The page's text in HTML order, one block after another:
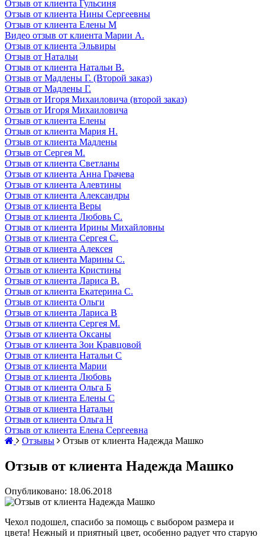
Отзыв от клиента Гульсиня
Отзыв от клиента Нины Сергеевны
Отзыв от клиента Елены М
Видео отзыв от клиента Марии А.
Отзыв от клиента Эльвиры
Отзыв от Натальи
Отзыв от клиента Натальи В.
Отзыв от Мадлены Г. (Второй заказ)
Отзыв от Мадлены Г.
Отзыв от Игоря Михаиловича (второй заказ)
Отзыв от Игоря Михаиловича
Отзыв от клиента Елены
Отзыв от клиента Мария Н.
Отзыв от клиента Мадлены
Отзыв от Сергея М.
Отзыв от клиента Светланы
Отзыв от клиента Анна Грачева
Отзыв от клиента Алевтины
Отзыв от клиента Александры
Отзыв от клиента Веры
Отзыв от клиента Любовь С.
Отзыв от клиента Ирины Михайловны
Отзыв от клиента Сергея С.
Отзыв от клиента Алексея
Отзыв от клиента Марины С.
Отзыв от клиента Кристины
Отзыв от клиента Лариса В.
Отзыв от клиента Екатерина С.
Отзыв от клиента Ольги
Отзыв от клиента Лариса В
Отзыв от клиента Сергея М.
Отзыв от клиента Оксаны
Отзыв от клиента Зои Кравцовой
Отзыв от клиента Натальи С
Отзыв от клиента Марии
Отзыв от клиента Любовь
Отзыв от клиента Ольга Б
Отзыв от клиента Елены С
Отзыв от клиента Натальи
Отзыв от клиента Ольга Н
Отзыв от клиента Елена Сергеевна
Отзывы
Отзыв от клиента Надежда Машко
Отзыв от клиента Надежда Машко
Опубликовано: 18.06.2018
Чехол подошел, спасибо за помощь с выбором размера и
цвета! Нежный и приятный цвет, особенно радует что старую